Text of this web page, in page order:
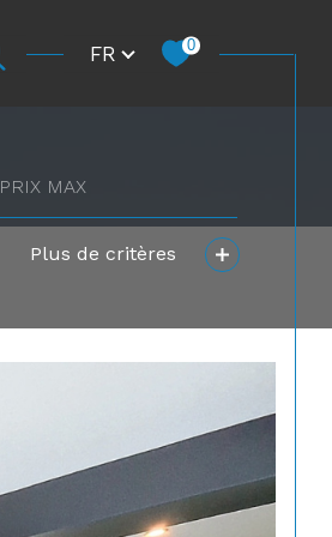
Langue
FR 0
max
Plus de critères